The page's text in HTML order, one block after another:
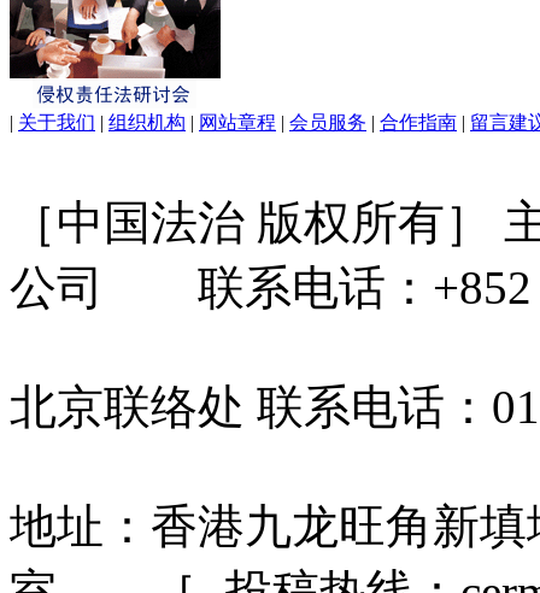
| 关于我们 | 组织机构 | 网站章程 | 会员服务 | 合作指南 | 留言建
［中国法治 版权所有］
公司 联系电话：+852
北京联络处 联系电话：
地址：香港九龙旺角新